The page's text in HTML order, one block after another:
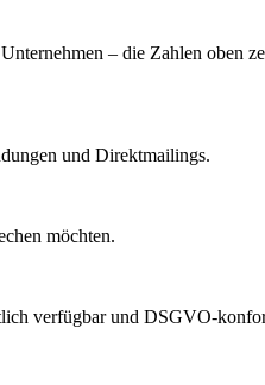
– die Zahlen oben
und Direktmailings.
möchten.
verfügbar und DSGVO-